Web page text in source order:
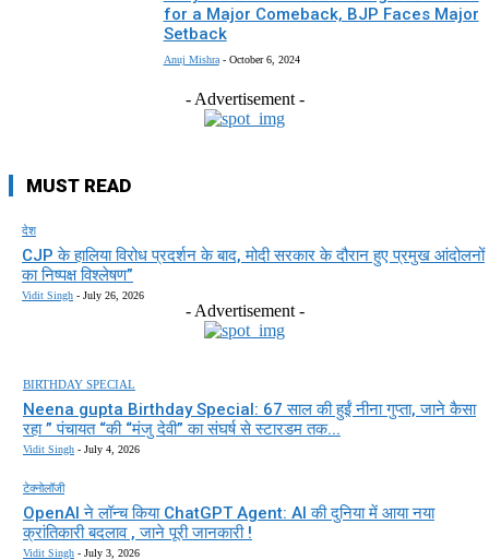
for a Major Comeback, BJP Faces Major
Setback
Anuj Mishra - October 6, 2024
- Advertisement -
MUST READ
देश
CJP के हालिया विरोध प्रदर्शन के बाद, मोदी सरकार के दौरान हुए प्रमुख आंदोलनों
का निष्पक्ष विश्लेषण”
Vidit Singh - July 26, 2026
- Advertisement -
BIRTHDAY SPECIAL
Neena gupta Birthday Special: 67 साल की हुईं नीना गुप्ता, जाने कैसा
रहा ” पंचायत “की “मंजु देवी” का संघर्ष से स्टारडम तक...
Vidit Singh - July 4, 2026
टेक्नोलॉजी
OpenAI ने लॉन्च किया ChatGPT Agent: AI की दुनिया में आया नया
क्रांतिकारी बदलाव , जाने पूरी जानकारी !
Vidit Singh - July 3, 2026